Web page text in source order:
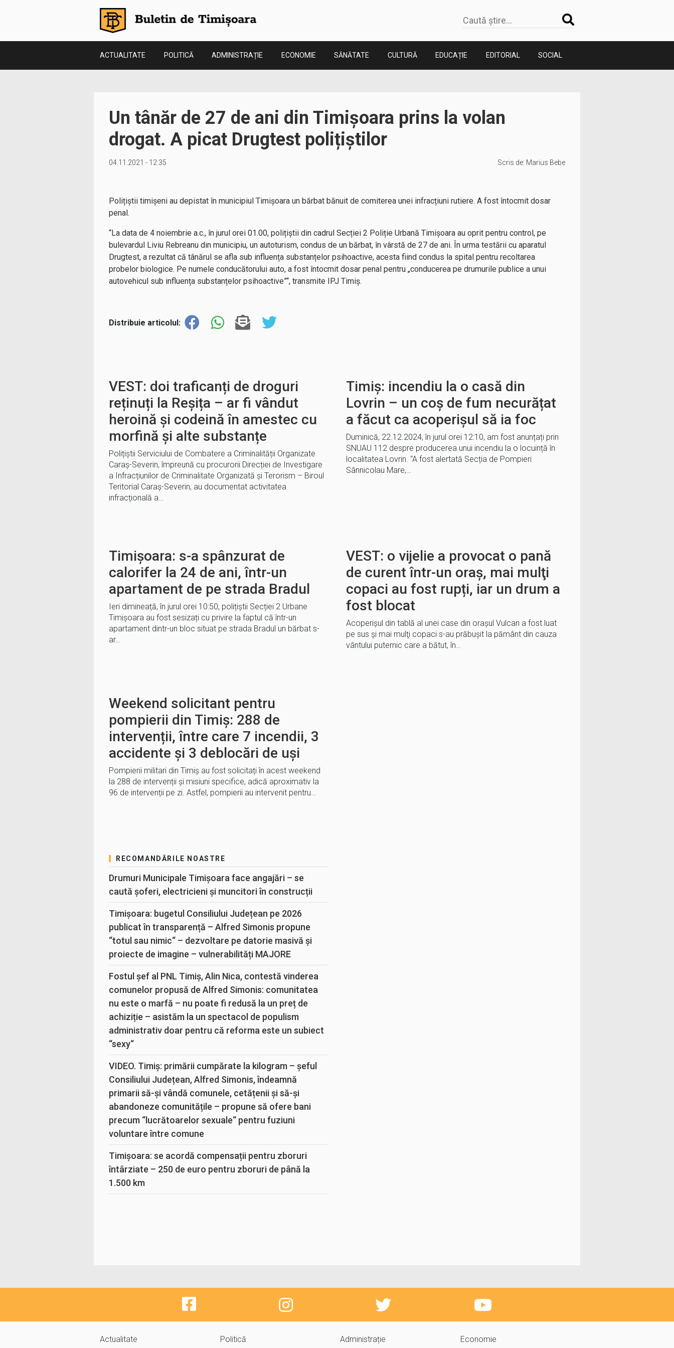
ACTUALITATE POLITICĂ ADMINISTRAȚIE ECONOMIE SĂNĂTATE CULTURĂ EDUCAȚIE EDITORIAL SOCIAL
Un tânăr de 27 de ani din Timișoara prins la volan
drogat. A picat Drugtest polițiștilor
04.11.2021 - 12:35 Scris de: Marius Bebe
Polițiștii timișeni au depistat în municipiul Timișoara un bărbat bănuit de comiterea unei infracțiuni rutiere. A fost întocmit dosar
penal.
“La data de 4 noiembrie a.c., în jurul orei 01.00, polițiștii din cadrul Secției 2 Poliție Urbană Timișoara au oprit pentru control, pe
bulevardul Liviu Rebreanu din municipiu, un autoturism, condus de un bărbat, în vârstă de 27 de ani. În urma testării cu aparatul
Drugtest, a rezultat că tânărul se afla sub influența substanțelor psihoactive, acesta fiind condus la spital pentru recoltarea
probelor biologice. Pe numele conducătorului auto, a fost întocmit dosar penal pentru „conducerea pe drumurile publice a unui
autovehicul sub influența substanțelor psihoactive”“, transmite IPJ Timiș.
Distribuie articolul:
VEST: doi traficanți de droguri
reținuți la Reșița – ar fi vândut
heroină și codeină în amestec cu
morfină și alte substanțe
Polițiștii Serviciului de Combatere a Criminalității Organizate
Caraș-Severin, împreună cu procurorii Direcției de Investigare
a Infracțiunilor de Criminalitate Organizată și Terorism – Biroul
Teritorial Caraș-Severin, au documentat activitatea
infracțională a…
Timiș: incendiu la o casă din
Lovrin – un coș de fum necurățat
a făcut ca acoperișul să ia foc
Duminică, 22.12.2024, în jurul orei 12:10, am fost anunțați prin
SNUAU 112 despre producerea unui incendiu la o locuință în
localitatea Lovrin. “A fost alertată Secția de Pompieri
Sânnicolau Mare,…
Timișoara: s-a spânzurat de
calorifer la 24 de ani, într-un
apartament de pe strada Bradul
Ieri dimineață, în jurul orei 10:50, polițiștii Secției 2 Urbane
Timișoara au fost sesizați cu privire la faptul că într-un
apartament dintr-un bloc situat pe strada Bradul un bărbat s-
ar…
VEST: o vijelie a provocat o pană
de curent într-un oraș, mai mulţi
copaci au fost rupți, iar un drum a
fost blocat
Acoperişul din tablă al unei case din oraşul Vulcan a fost luat
pe sus şi mai mulţi copaci s-au prăbuşit la pământ din cauza
vântului puternic care a bătut, în…
Weekend solicitant pentru
pompierii din Timiș: 288 de
intervenții, între care 7 incendii, 3
accidente și 3 deblocări de uși
Pompierii militari din Timiș au fost solicitați în acest weekend
la 288 de intervenții și misiuni specifice, adică aproximativ la
96 de intervenții pe zi. Astfel, pompierii au intervenit pentru…
RECOMANDĂRILE NOASTRE
Drumuri Municipale Timișoara face angajări – se
caută șoferi, electricieni și muncitori în construcții
Timișoara: bugetul Consiliului Județean pe 2026
publicat în transparență – Alfred Simonis propune
“totul sau nimic“ – dezvoltare pe datorie masivă și
proiecte de imagine – vulnerabilități MAJORE
Fostul șef al PNL Timiș, Alin Nica, contestă vinderea
comunelor propusă de Alfred Simonis: comunitatea
nu este o marfă – nu poate fi redusă la un preț de
achiziție – asistăm la un spectacol de populism
administrativ doar pentru că reforma este un subiect
“sexy“
VIDEO. Timiș: primării cumpărate la kilogram – șeful
Consiliului Județean, Alfred Simonis, îndeamnă
primarii să-și vândă comunele, cetățenii și să-și
abandoneze comunitățile – propune să ofere bani
precum “lucrătoarelor sexuale“ pentru fuziuni
voluntare între comune
Timișoara: se acordă compensații pentru zboruri
întârziate – 250 de euro pentru zboruri de până la
1.500 km
Actualitate Politică Administrație Economie